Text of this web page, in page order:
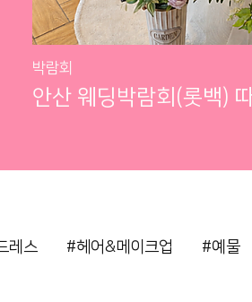
박람회
안산 웨딩박람회(롯백)
레스 #헤어&메이크업 #예물